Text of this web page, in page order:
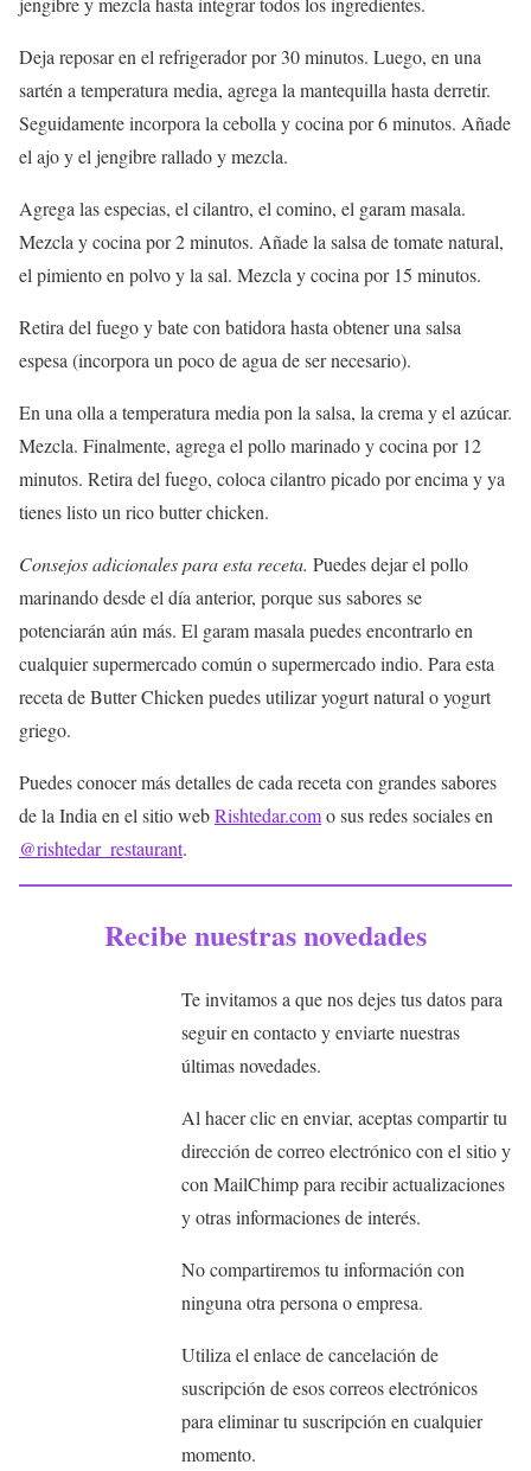
Deja reposar en el refrigerador por 30 minutos. Luego, en una
sartén a temperatura media, agrega la mantequilla hasta derretir.
Seguidamente incorpora la cebolla y cocina por 6 minutos. Añade
el ajo y el jengibre rallado y mezcla.
Agrega las especias, el cilantro, el comino, el garam masala.
Mezcla y cocina por 2 minutos. Añade la salsa de tomate natural,
el pimiento en polvo y la sal. Mezcla y cocina por 15 minutos.
Retira del fuego y bate con batidora hasta obtener una salsa
espesa (incorpora un poco de agua de ser necesario).
En una olla a temperatura media pon la salsa, la crema y el azúcar.
Mezcla. Finalmente, agrega el pollo marinado y cocina por 12
minutos. Retira del fuego, coloca cilantro picado por encima y ya
tienes listo un rico butter chicken.
Consejos adicionales para esta receta. Puedes dejar el pollo
marinando desde el día anterior, porque sus sabores se
potenciarán aún más. El garam masala puedes encontrarlo en
cualquier supermercado común o supermercado indio. Para esta
receta de Butter Chicken puedes utilizar yogurt natural o yogurt
griego.
Puedes conocer más detalles de cada receta con grandes sabores
de la India en el sitio webRishtedar.como sus redes sociales en
@rishtedar_restaurant.
Recibe nuestras novedades
Te invitamos a que nos dejes tus datos para
seguir en contacto y enviarte nuestras últimas
novedades.
Al hacer clic en enviar, aceptas compartir tu
dirección de correo electrónico con el sitio y con
MailChimp para recibir actualizaciones y otras
informaciones de interés.
No compartiremos tu información con ninguna
otra persona o empresa.
Utiliza el enlace de cancelación de suscripción
de esos correos electrónicos para eliminar tu
suscripción en cualquier momento.